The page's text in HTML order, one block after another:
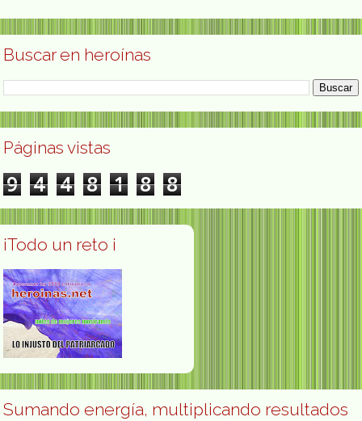
Buscar en heroínas
Páginas vistas
9 4 4 8 1 8 8
¡Todo un reto ¡
Sumando energía, multiplicando resultados